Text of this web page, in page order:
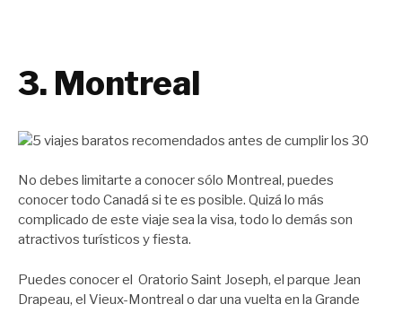
3. Montreal
No debes limitarte a conocer sólo Montreal, puedes
conocer todo Canadá si te es posible. Quizá lo más
complicado de este viaje sea la visa, todo lo demás son
atractivos turísticos y fiesta.
Puedes conocer el Oratorio Saint Joseph, el parque Jean
Drapeau, el Vieux-Montreal o dar una vuelta en la Grande